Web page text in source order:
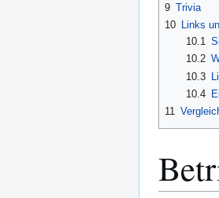
9 Trivia
10
Links
10.1
10.2
10.3
10.4
11